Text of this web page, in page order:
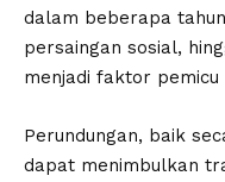
dalam beberapa
persaingan sosial,
menjadi faktor pemicu
Perundungan, baik
dapat menimbulkan